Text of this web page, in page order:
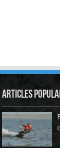
Articles